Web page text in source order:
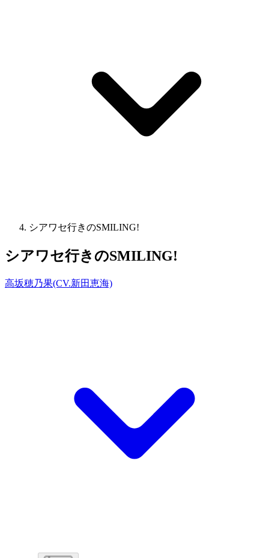
シアワセ行きのSMILING!
シアワセ行きのSMILING!
高坂穂乃果(CV.新田恵海)